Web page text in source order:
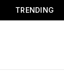
TRENDING